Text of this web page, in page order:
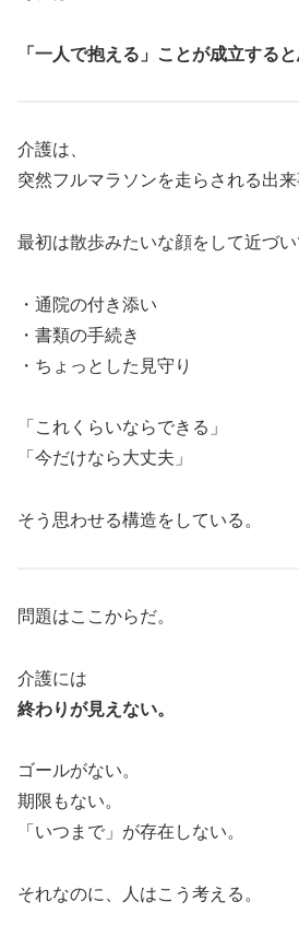
「一人で抱える」ことが成立する
介護は、
突然フルマラソンを走らされる出来
最初は散歩みたいな顔をして近づい
・通院の付き添い
・書類の手続き
・ちょっとした見守り
「これくらいならできる」
「今だけなら大丈夫」
そう思わせる構造をしている。
問題はここからだ。
介護には
終わりが見えない。
ゴールがない。
期限もない。
「いつまで」が存在しない。
それなのに、人はこう考える。